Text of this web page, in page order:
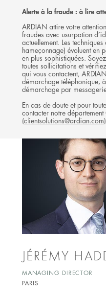
Alerte à la fraude : à lire
ARDIAN attire votre
fraudes avec usurpation
actuellement. Les
hameçonnage) évoluent en
en plus sophistiquées.
toutes sollicitations et
qui vous contactent,
démarchage téléphonique,
démarchage par
En cas de doute et pour
contacter notre
(clientsolutions@ardian.com
Follow
Ardian
on
X
Follow
Ardian
on
LinkedIn
Follow
Ardian
on
YouTube
Ardian
on
Jobs
on
LinkedIn
L'ÉQUIPE
INFRASTRUCTURE
JÉRÉMY
MANAGING DIRECTOR
PARIS